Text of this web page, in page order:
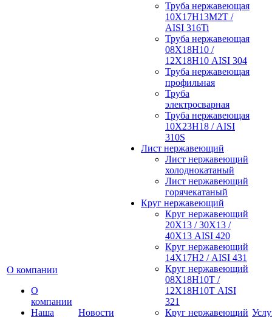
О компании
О
компании
Наша
Новости
Труба нержавеющая
10Х17Н13М2Т /
AISI 316Ti
Труба нержавеющая
08Х18Н10 /
12Х18Н10 AISI 304
Труба нержавеющая
профильная
Труба
электросварная
Труба нержавеющая
10Х23Н18 / AISI
310S
Лист нержавеющий
Лист нержавеющий
холоднокатаный
Лист нержавеющий
горячекатаный
Круг нержавеющий
Круг нержавеющий
20Х13 / 30Х13 /
40Х13 AISI 420
Круг нержавеющий
14Х17Н2 / AISI 431
Круг нержавеющий
08Х18Н10Т /
12Х18Н10Т AISI
321
Круг нержавеющий